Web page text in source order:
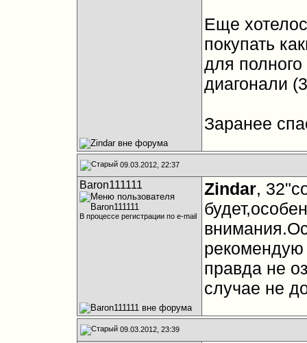
Еще
покупать
для
диагонали
Заранее
09.03.2012, 22:37
Baron111111
В процессе регистрации по e-mail
Zindar,
правда не
случае не
09.03.2012, 23:39